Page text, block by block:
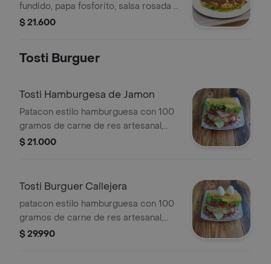
fundido, papa fosforito, salsa rosada y
blanca, hogao y guacamole
$ 21.600
Tosti Burguer
Tosti Hamburgesa de Jamon
Patacon estilo hamburguesa con 100
gramos de carne de res artesanal,
doble porcion de jamon vegetales y
$ 21.000
Tosti Burguer Callejera
patacon estilo hamburguesa con 100
gramos de carne de res artesanal,
dos huevos de codorniz, vegetales y
$ 29.990